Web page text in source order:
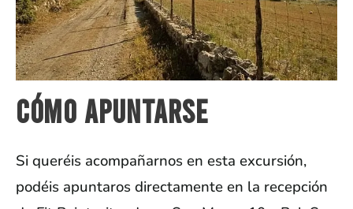
Cómo apuntarse
Si queréis acompañarnos en esta excursión,
podéis apuntaros directamente en la recepción